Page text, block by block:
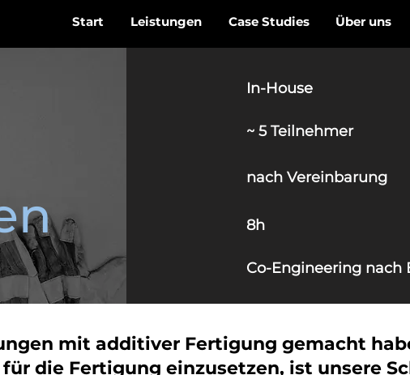
Start Leistungen Case Studies Über uns
In-House
~ 5 Teilnehmer
nach Vereinbarung
8h
Co-Engineering nach
mit additiver Fertigung gemacht
die Fertigung einzusetzen, ist unsere